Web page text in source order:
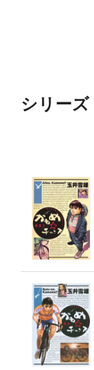
シリーズ